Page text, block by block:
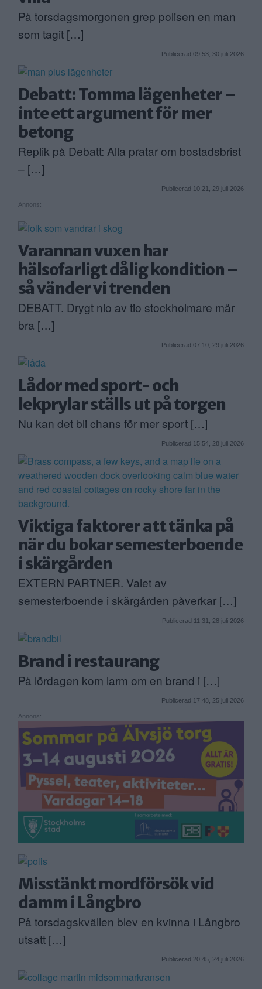
På torsdagsmorgonen grep polisen en man
som tagit […]
Publicerad 09:53, 30 juli 2026
Debatt: Tomma lägenheter –
inte ett argument för mer
betong
Replik på Debatt: Alla pratar om bostadsbrist
– […]
Publicerad 10:21, 29 juli 2026
Annons:
Varannan vuxen har
hälsofarligt dålig kondition –
så vänder vi trenden
DEBATT. Drygt nio av tio stockholmare mår
bra […]
Publicerad 07:10, 29 juli 2026
Lådor med sport- och
lekprylar ställs ut på torgen
Nu kan det bli chans för mer sport […]
Publicerad 15:54, 28 juli 2026
Viktiga faktorer att tänka på
när du bokar semesterboende
i skärgården
EXTERN PARTNER. Valet av
semesterboende i skärgården påverkar […]
Publicerad 11:31, 28 juli 2026
Brand i restaurang
På lördagen kom larm om en brand i […]
Publicerad 17:48, 25 juli 2026
Annons:
Misstänkt mordförsök vid
damm i Långbro
På torsdagskvällen blev en kvinna i Långbro
utsatt […]
Publicerad 20:45, 24 juli 2026